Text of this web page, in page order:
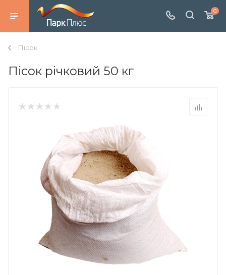
0
Пісок
Пісок річковий 50 кг